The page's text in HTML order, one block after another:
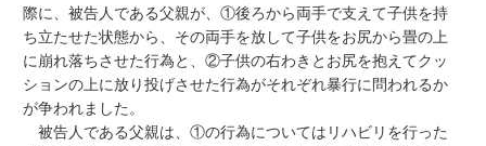
際に、被告人である父親が、①後ろから両手で支えて子供を持
ち立たせた状態から、その両手を放して子供をお尻から畳の上
に崩れ落ちさせた行為と、②子供の右わきとお尻を抱えてクッ
ションの上に放り投げさせた行為がそれぞれ暴行に問われるか
が争われました。
被告人である父親は、①の行為についてはリハビリを行った